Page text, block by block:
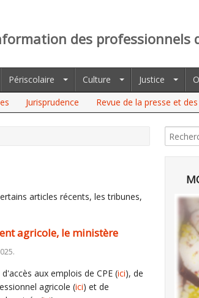
des professionnels
Périscolaire Culture Justice
Jurisprudence Revue de la presse et
articles récents, les tribunes,
agricole, le ministère
aux emplois de CPE (ici), de
agricole (ici) et de